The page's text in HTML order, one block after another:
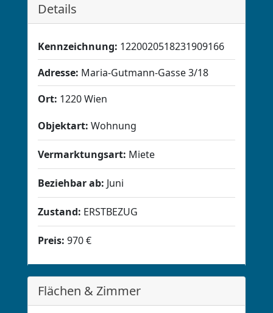
Details
Kennzeichnung: 1220020518231909166
Adresse: Maria-Gutmann-Gasse 3/18
Ort: 1220 Wien
Objektart: Wohnung
Vermarktungsart: Miete
Beziehbar ab: Juni
Zustand: ERSTBEZUG
Preis: 970 €
Flächen & Zimmer